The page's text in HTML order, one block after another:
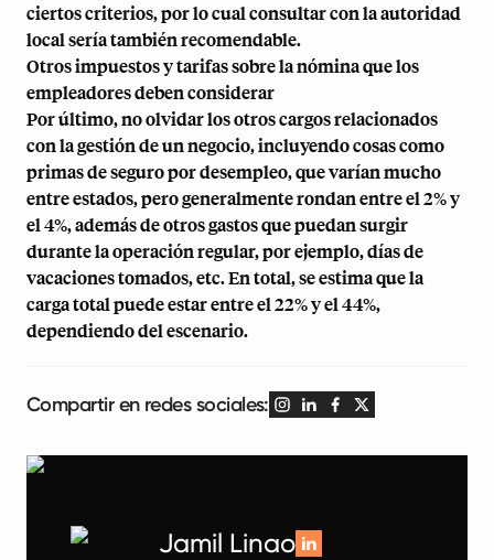
ciertos criterios, por lo cual consultar con la autoridad
local sería también recomendable.
Otros impuestos y tarifas sobre la nómina que los
empleadores deben considerar
Por último, no olvidar los otros cargos relacionados
con la gestión de un negocio, incluyendo cosas como
primas de seguro por desempleo, que varían mucho
entre estados, pero generalmente rondan entre el 2% y
el 4%, además de otros gastos que puedan surgir
durante la operación regular, por ejemplo, días de
vacaciones tomados, etc. En total, se estima que la
carga total puede estar entre el 22% y el 44%,
dependiendo del escenario.
Compartir en redes sociales:
Jamil Linao